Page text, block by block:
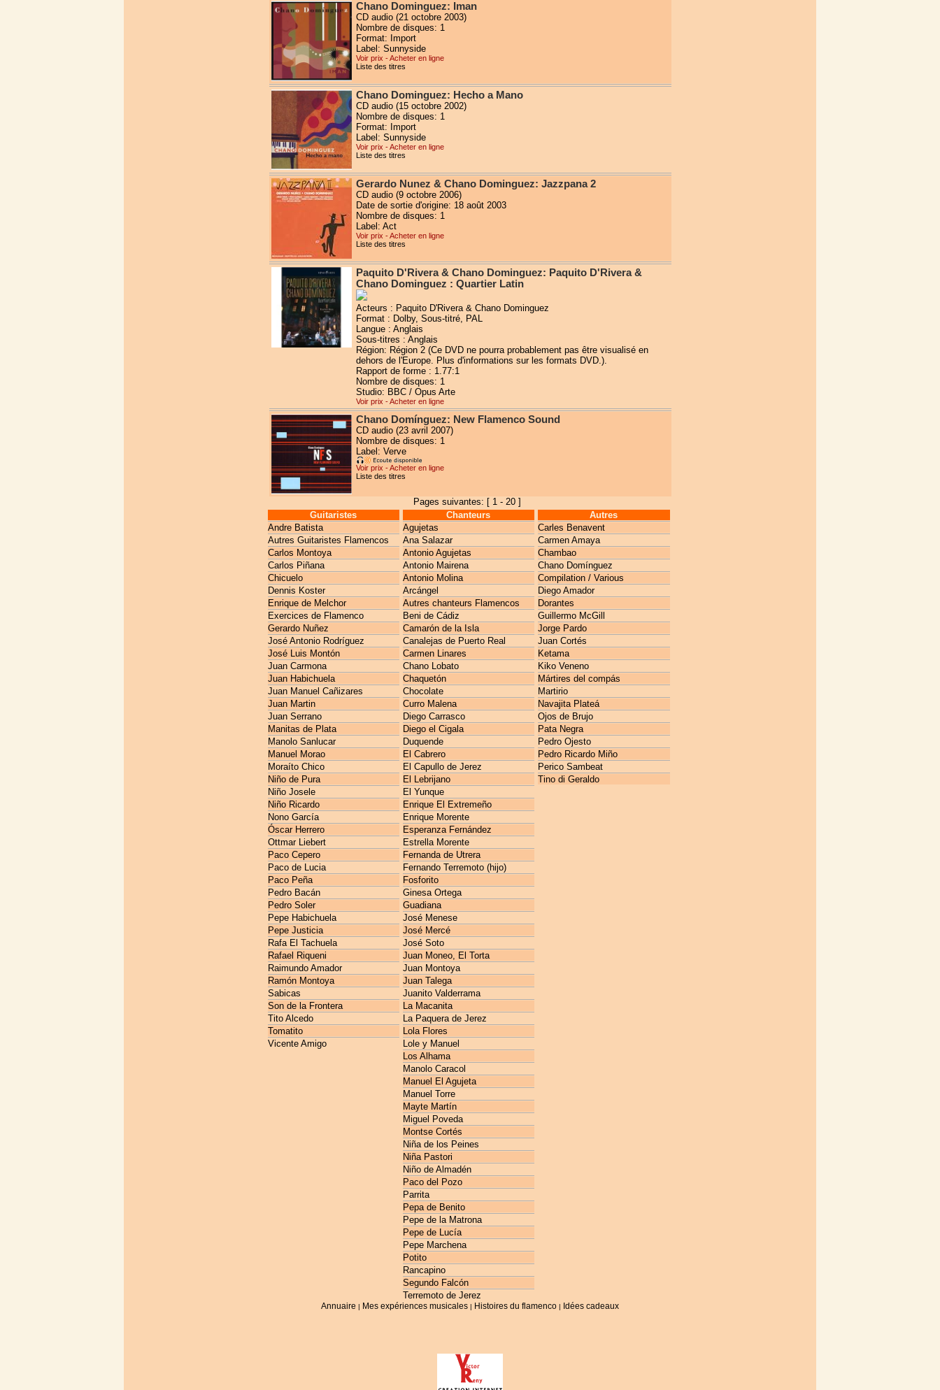
Chano Dominguez: Iman
CD audio (21 octobre 2003)
Nombre de disques: 1
Format: Import
Label: Sunnyside
Voir prix - Acheter en ligne
Liste des titres
Chano Dominguez: Hecho a Mano
CD audio (15 octobre 2002)
Nombre de disques: 1
Format: Import
Label: Sunnyside
Voir prix - Acheter en ligne
Liste des titres
Gerardo Nunez & Chano Dominguez: Jazzpana 2
CD audio (9 octobre 2006)
Date de sortie d'origine: 18 août 2003
Nombre de disques: 1
Label: Act
Voir prix - Acheter en ligne
Liste des titres
Paquito D'Rivera & Chano Dominguez: Paquito D'Rivera &
Chano Dominguez : Quartier Latin
Acteurs : Paquito D'Rivera & Chano Dominguez
Format : Dolby, Sous-titré, PAL
Langue : Anglais
Sous-titres : Anglais
Région: Région 2 (Ce DVD ne pourra probablement pas être visualisé en
dehors de l'Europe. Plus d'informations sur les formats DVD.).
Rapport de forme : 1.77:1
Nombre de disques: 1
Studio: BBC / Opus Arte
Voir prix - Acheter en ligne
Chano Domínguez: New Flamenco Sound
CD audio (23 avril 2007)
Nombre de disques: 1
Label: Verve
Voir prix - Acheter en ligne
Liste des titres
Pages suivantes: [ 1 - 20 ]
Guitaristes
Andre Batista
Autres Guitaristes Flamencos
Carlos Montoya
Carlos Piñana
Chicuelo
Dennis Koster
Enrique de Melchor
Exercices de Flamenco
Gerardo Nuñez
José Antonio Rodríguez
José Luis Montón
Juan Carmona
Juan Habichuela
Juan Manuel Cañizares
Juan Martin
Juan Serrano
Manitas de Plata
Manolo Sanlucar
Manuel Morao
Moraíto Chico
Niño de Pura
Niño Josele
Niño Ricardo
Nono García
Óscar Herrero
Ottmar Liebert
Paco Cepero
Paco de Lucia
Paco Peña
Pedro Bacán
Pedro Soler
Pepe Habichuela
Pepe Justicia
Rafa El Tachuela
Rafael Riqueni
Raimundo Amador
Ramón Montoya
Sabicas
Son de la Frontera
Tito Alcedo
Tomatito
Vicente Amigo
Chanteurs
Agujetas
Ana Salazar
Antonio Agujetas
Antonio Mairena
Antonio Molina
Arcángel
Autres chanteurs Flamencos
Beni de Cádiz
Camarón de la Isla
Canalejas de Puerto Real
Carmen Linares
Chano Lobato
Chaquetón
Chocolate
Curro Malena
Diego Carrasco
Diego el Cigala
Duquende
El Cabrero
El Capullo de Jerez
El Lebrijano
El Yunque
Enrique El Extremeño
Enrique Morente
Esperanza Fernández
Estrella Morente
Fernanda de Utrera
Fernando Terremoto (hijo)
Fosforito
Ginesa Ortega
Guadiana
José Menese
José Mercé
José Soto
Juan Moneo, El Torta
Juan Montoya
Juan Talega
Juanito Valderrama
La Macanita
La Paquera de Jerez
Lola Flores
Lole y Manuel
Los Alhama
Manolo Caracol
Manuel El Agujeta
Manuel Torre
Mayte Martín
Miguel Poveda
Montse Cortés
Niña de los Peines
Niña Pastori
Niño de Almadén
Paco del Pozo
Parrita
Pepa de Benito
Pepe de la Matrona
Pepe de Lucía
Pepe Marchena
Potito
Rancapino
Segundo Falcón
Terremoto de Jerez
Autres
Carles Benavent
Carmen Amaya
Chambao
Chano Domínguez
Compilation / Various
Diego Amador
Dorantes
Guillermo McGill
Jorge Pardo
Juan Cortés
Ketama
Kiko Veneno
Mártires del compás
Martirio
Navajita Plateá
Ojos de Brujo
Pata Negra
Pedro Ojesto
Pedro Ricardo Miño
Perico Sambeat
Tino di Geraldo
Annuaire | Mes expériences musicales | Histoires du flamenco | Idées cadeaux